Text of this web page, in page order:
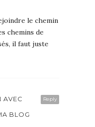
le chemin
chemins de
il faut juste
Reply
AVEC
BLOG